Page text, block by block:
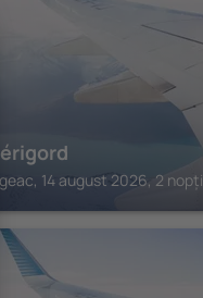
14 august 2026, 2 nopți